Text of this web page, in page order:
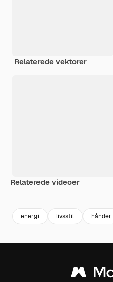
Relaterede vektorer
Relaterede videoer
energi livsstil hånder